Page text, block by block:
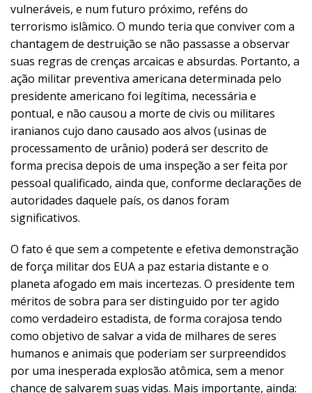
vulneráveis, e num futuro próximo, reféns do
terrorismo islâmico. O mundo teria que conviver com a
chantagem de destruição se não passasse a observar
suas regras de crenças arcaicas e absurdas. Portanto, a
ação militar preventiva americana determinada pelo
presidente americano foi legítima, necessária e
pontual, e não causou a morte de civis ou militares
iranianos cujo dano causado aos alvos (usinas de
processamento de urânio) poderá ser descrito de
forma precisa depois de uma inspeção a ser feita por
pessoal qualificado, ainda que, conforme declarações de
autoridades daquele país, os danos foram
significativos.
O fato é que sem a competente e efetiva demonstração
de força militar dos EUA a paz estaria distante e o
planeta afogado em mais incertezas. O presidente tem
méritos de sobra para ser distinguido por ter agido
como verdadeiro estadista, de forma corajosa tendo
como objetivo de salvar a vida de milhares de seres
humanos e animais que poderiam ser surpreendidos
por uma inesperada explosão atômica, sem a menor
chance de salvarem suas vidas. Mais importante, ainda: